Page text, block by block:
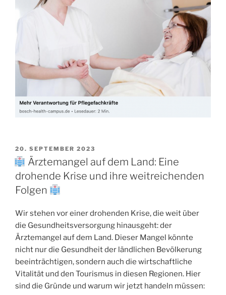
20. SEPTEMBER 2023
Ärztemangel auf dem Land: Eine
drohende Krise und ihre weitreichenden
Folgen
Wir stehen vor einer drohenden Krise, die weit über
die Gesundheitsversorgung hinausgeht: der
Ärztemangel auf dem Land. Dieser Mangel könnte
nicht nur die Gesundheit der ländlichen Bevölkerung
beeinträchtigen, sondern auch die wirtschaftliche
Vitalität und den Tourismus in diesen Regionen. Hier
sind die Gründe und warum wir jetzt handeln müssen: